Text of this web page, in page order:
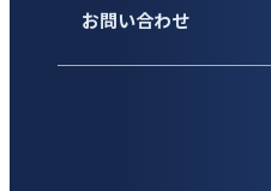
お問い合わせ